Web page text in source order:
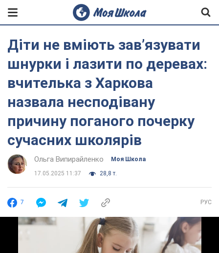
Діти не вміють зав’язувати
шнурки і лазити по деревах:
вчителька з Харкова
назвала несподівану
причину поганого почерку
сучасних школярів
Ольга Випирайленко Моя Школа
17.05.2025 11:37 28,8 т.
7 РУС